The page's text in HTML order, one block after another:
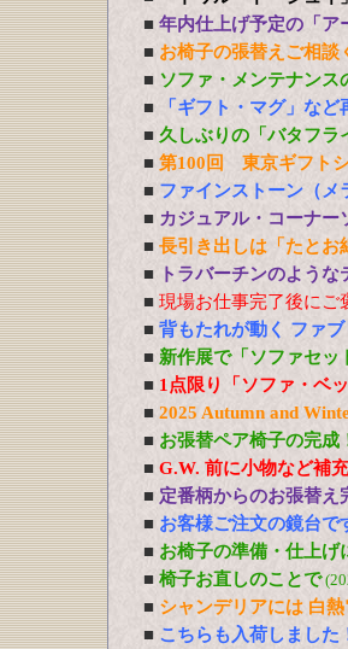
■ 年内仕上げ予定の「ア
■ お椅子の張替えご相談
■ ソファ・メンテナンス
■ 「ギフト・マグ」など
■ 久しぶりの「バタフラ
■ 第100回 東京ギフト
■ ファインストーン（メ
■ カジュアル・コーナー
■ 長引き出しは「たとお
■
トラバーチンのよう
■ 現場お仕事完了後にご
■ 背もたれが動く ファ
■ 新作展で「ソファセッ
■ 1点限り「ソファ・ベ
■ 2025 Autumn and
■ お張替ペア椅子の完成
■ G.W. 前に小物など補
■ 定番柄からのお張替え
■ お客様ご注文の鏡台で
■ お椅子の準備・仕上げ
■ 椅子お直しのことで
■ シャンデリアには 白
■ こちらも入荷しました